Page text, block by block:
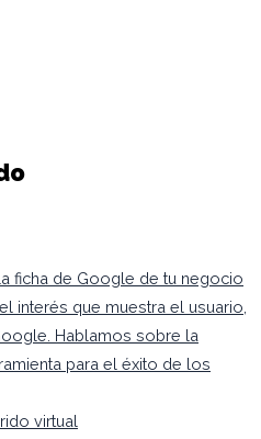
ficha de Google de tu negocio
interés que muestra el usuario,
Hablamos sobre la
para el éxito de los
virtual